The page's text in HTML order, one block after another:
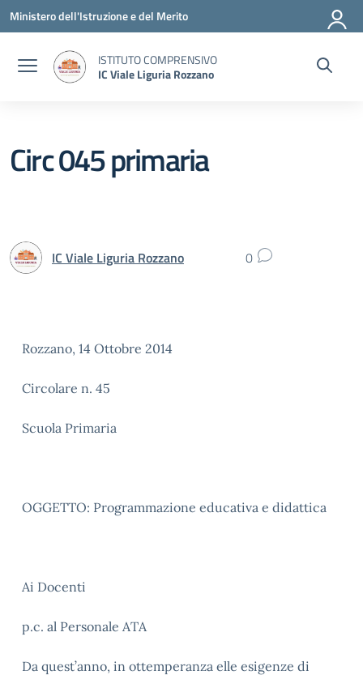
Vai ai contenuti
Vai al menu di navigazione
Vai al footer
Ministero dell'Istruzione e del Merito
ISTITUTO COMPRENSIVO
IC Viale Liguria Rozzano
Circ 045 primaria
IC Viale Liguria Rozzano 0
Rozzano, 14 Ottobre 2014
Circolare n. 45
Scuola Primaria
OGGETTO: Programmazione educativa e didattica
Ai Docenti
p.c. al Personale ATA
Da quest’anno, in ottemperanza elle esigenze di